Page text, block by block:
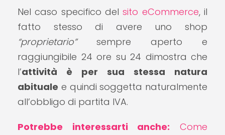
Nel caso specifico delsito eCommerce, il
fatto stesso di avere uno shop
“proprietario”sempre aperto e
raggiungibile 24 ore su 24 dimostra che
l’attività è per sua stessa natura
abituale e quindi soggetta naturalmente
all’obbligo di partita IVA.
Potrebbe interessarti anche:
Come